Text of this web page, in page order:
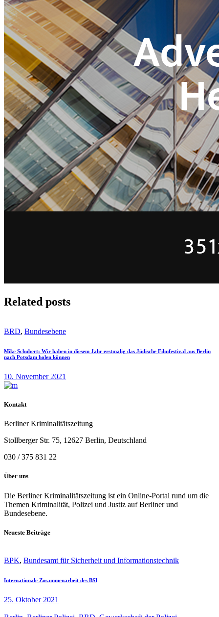
Related posts
BRD, Bundesebene
Mike Schubert: Wir haben in diesem Jahr erstmalig das Jüdische Filmfestival aus Berlin
nach Potsdam holen können
10. November 2021
Kontakt
Berliner Kriminalitätszeitung
Stollberger Str. 75, 12627 Berlin, Deutschland
030 / 375 831 22
Über uns
Die Berliner Kriminalitätszeitung ist ein Online-Portal rund um die
Themen Kriminalität, Polizei und Justiz auf Berliner und
Bundesebene.
Neueste Beiträge
BPK, Bundesamt für Sicherheit und Informationstechnik
Internationale Zusammenarbeit des BSI
25. Oktober 2021